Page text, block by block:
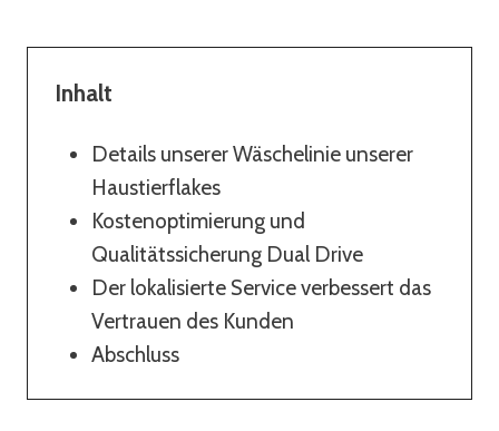
Inhalt
Details unserer Wäschelinie unserer
Haustierflakes
Kostenoptimierung und
Qualitätssicherung Dual Drive
Der lokalisierte Service verbessert das
Vertrauen des Kunden
Abschluss